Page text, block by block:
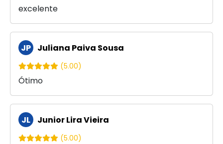
excelente
JP Juliana Paiva Sousa
(5.00)
Ótimo
JL Junior Lira Vieira
(5.00)